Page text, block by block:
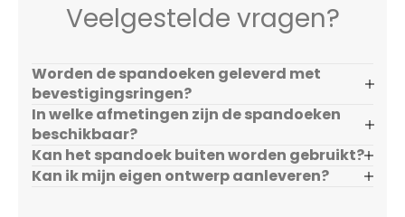
Veelgestelde vragen?
Worden de spandoeken geleverd met
bevestigingsringen?
In welke afmetingen zijn de spandoeken
beschikbaar?
Kan het spandoek buiten worden gebruikt?
Kan ik mijn eigen ontwerp aanleveren?